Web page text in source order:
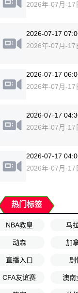
2026年-07月-17
2026-07-17
2026年-07月-17
2026-07-17
2026年-07月-17
2026-07-17
2026年-07月-17
2026-07-17
2026年-07月-17
热门标签
NBA教皇 马
动森 加
直播入口 剧
CFA友谊赛 澳南